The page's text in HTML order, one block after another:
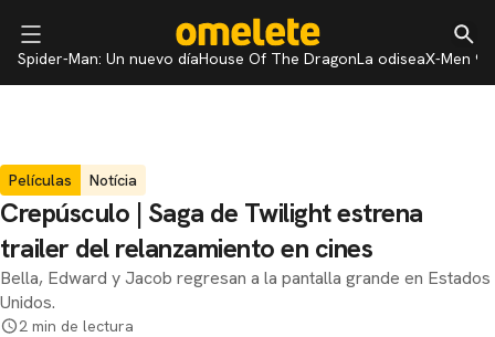
Spider-Man: Un nuevo díaHouse Of The DragonLa odiseaX-Men 97
Películas Notícia
Crepúsculo | Saga de Twilight estrena
trailer del relanzamiento en cines
Bella, Edward y Jacob regresan a la pantalla grande en Estados
Unidos.
2 min de lectura